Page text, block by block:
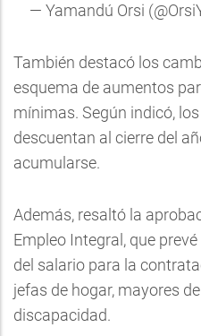
— Yamandú Orsi
También destacó los
esquema de aumentos
mínimas. Según indicó,
descuentan al cierre del
acumularse.
Además, resaltó la
Empleo Integral, que
del salario para la
jefas de hogar, mayores
discapacidad.